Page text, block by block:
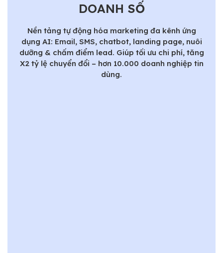
DOANH SỐ
Nền tảng tự động hóa marketing đa kênh ứng
dụng AI: Email, SMS, chatbot, landing page, nuôi
dưỡng & chấm điểm lead. Giúp tối ưu chi phí, tăng
X2 tỷ lệ chuyển đổi – hơn 10.000 doanh nghiệp tin
dùng.